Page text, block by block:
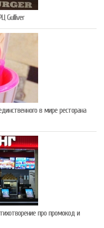
Gulliver
в мире ресторана
про промокод и